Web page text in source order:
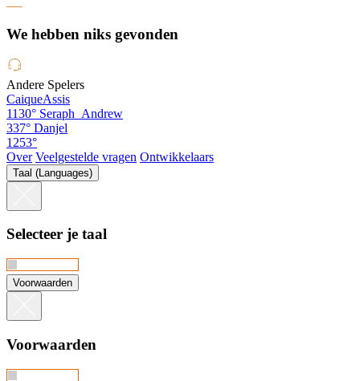
We hebben niks gevonden
Andere Spelers
CaiqueAssis
1130° Seraph_Andrew
337° Danjel
1253°
Over Veelgestelde vragen Ontwikkelaars
Taal (Languages)
Selecteer je taal
Voorwaarden
Voorwaarden